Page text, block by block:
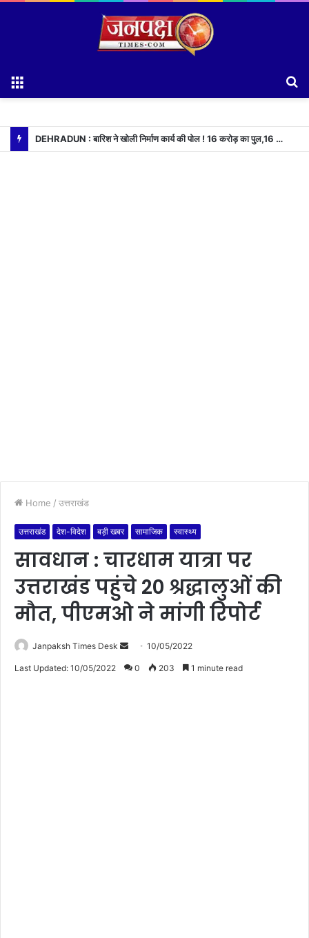
DEHRADUN : बारिश ने खोली निर्माण कार्य की पोल ! 16 करोड़ का पुल,16 दिन भी नही टिका
Home / उत्तराखंड
उत्तराखंड देश-विदेश बड़ी खबर सामाजिक स्वास्थ्य
सावधान : चारधाम यात्रा पर
उत्तराखंड पहुंचे 20 श्रद्धालुओं की
मौत, पीएमओ ने मांगी रिपोर्ट
Janpaksh Times Desk
e
10/05/2022
Last Updated: 10/05/2022 0 203 1 minute read